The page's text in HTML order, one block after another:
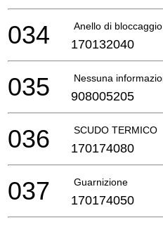
Anello di bloccaggio
034 170132040
Nessuna
035 908005205
SCUDO TERMICO
036 170174080
Guarnizione
037 170174050